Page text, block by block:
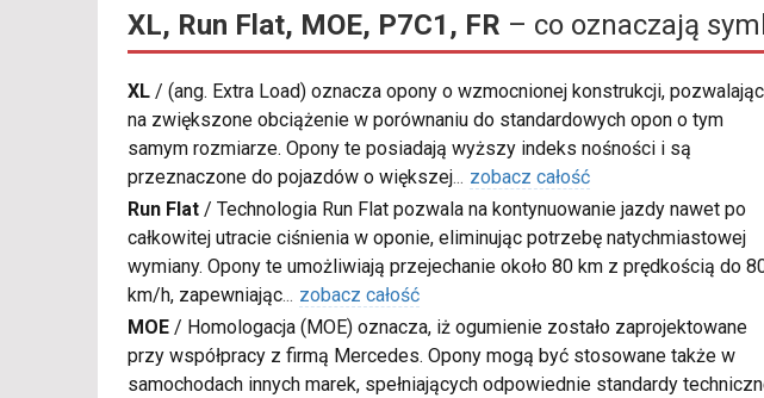
XL, Run Flat, MOE, P7C1, FR – co oznaczają
XL / (ang. Extra Load) oznacza opony o wzmocnionej konstrukcji,
na zwiększone obciążenie w porównaniu do standardowych opon o tym
samym rozmiarze. Opony te posiadają wyższy indeks nośności i są
przeznaczone do pojazdów o większej... zobacz całość
Run Flat / Technologia Run Flat pozwala na kontynuowanie jazdy nawet po
całkowitej utracie ciśnienia w oponie, eliminując potrzebę natychmiastowej
wymiany. Opony te umożliwiają przejechanie około 80 km z prędkością do
km/h, zapewniając... zobacz całość
MOE / Homologacja (MOE) oznacza, iż ogumienie zostało zaprojektowane
przy współpracy z firmą Mercedes. Opony mogą być stosowane także w
samochodach innych marek, spełniających odpowiednie standardy